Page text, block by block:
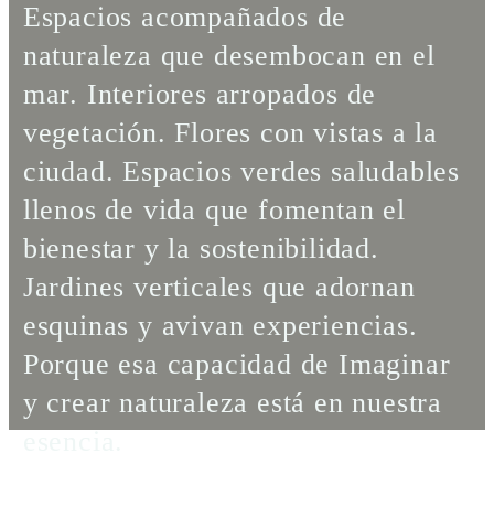
Espacios acompañados de
naturaleza que desembocan en el
mar. Interiores arropados de
vegetación. Flores con vistas a la
ciudad. Espacios verdes saludables
llenos de vida que fomentan el
bienestar y la sostenibilidad.
Jardines verticales que adornan
esquinas y avivan experiencias.
Porque esa capacidad de Imaginar
y crear naturaleza está en nuestra